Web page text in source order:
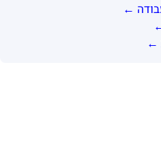
←
←